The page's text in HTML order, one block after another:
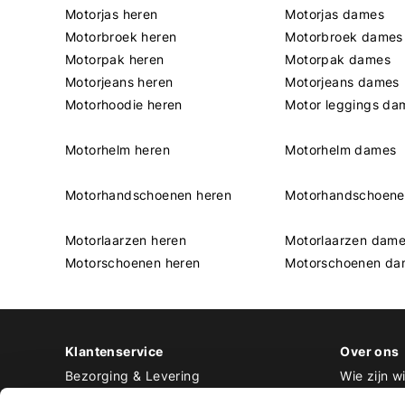
Motorjas heren
Motorbroek heren
Motorpak heren
Motorjeans heren
Motorhoodie heren
Motorhelm heren
Motorhandschoenen heren
Motorlaarzen heren
Motorschoenen heren
Motorjas dames
Motorbroek dames
Motorpak dames
Motorjeans dames
Motor leggings
Motorhelm dames
Motorlaarzen
Motorschoenen
Klantenservice
Bezorging & Levering
Over ons
Wie zijn